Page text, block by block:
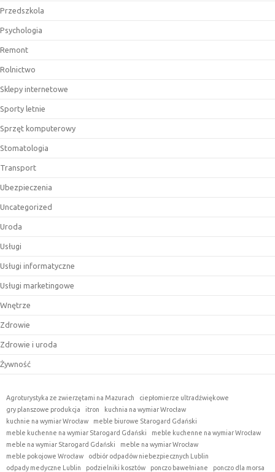
Przedszkola
Psychologia
Remont
Rolnictwo
Sklepy internetowe
Sporty letnie
Sprzęt komputerowy
Stomatologia
Transport
Ubezpieczenia
Uncategorized
Uroda
Usługi
Usługi informatyczne
Usługi marketingowe
Wnętrze
Zdrowie
Zdrowie i uroda
Żywność
Agroturystyka ze zwierzętami na Mazurach
ciepłomierze ultradźwiękowe
gry planszowe produkcja
itron
kuchnia na wymiar Wrocław
kuchnie na wymiar Wrocław
meble biurowe Starogard Gdański
meble kuchenne na wymiar Starogard Gdański
meble kuchenne na wymiar Wrocław
meble na wymiar Starogard Gdański
meble na wymiar Wrocław
meble pokojowe Wrocław
odbiór odpadów niebezpiecznych Lublin
odpady medyczne Lublin
podzielniki kosztów ponczo bawełniane ponczo dla morsa